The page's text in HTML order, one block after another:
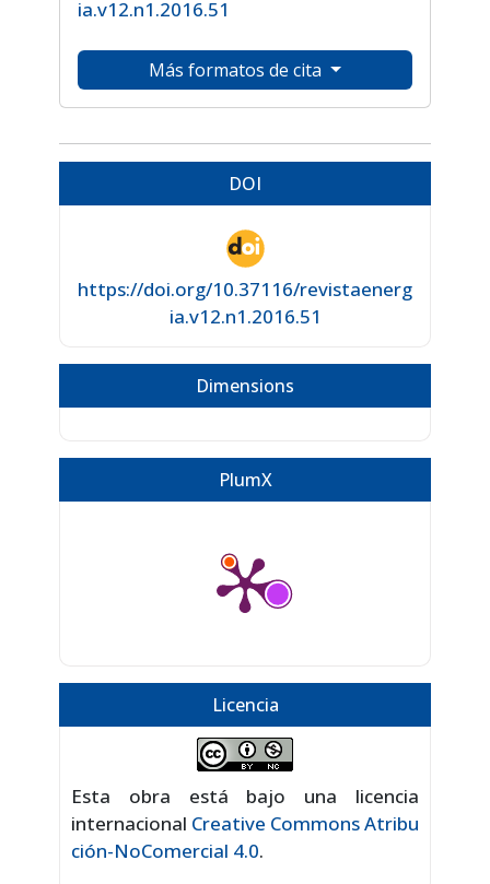
ia.v12.n1.2016.51
Más formatos de cita
DOI
https://doi.org/10.37116/revistaenerg
ia.v12.n1.2016.51
Dimensions
PlumX
Licencia
Esta obra está bajo una licencia
internacional Creative Commons Atribu
ción-NoComercial 4.0.